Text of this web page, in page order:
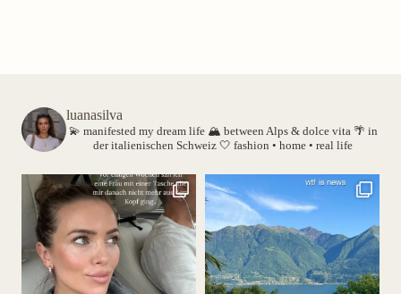
luanasilva
💫 manifested my dream life 🏔️ between Alps & dolce vita 🌴 in
der italienischen Schweiz 🤍 fashion • home • real life